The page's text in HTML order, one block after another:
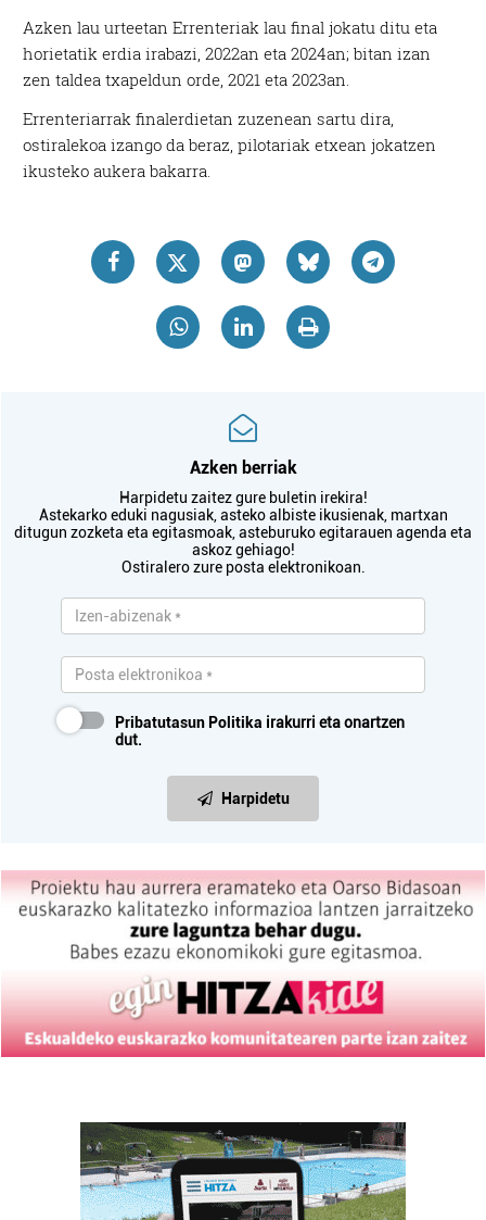
Azken lau urteetan Errenteriak lau final jokatu ditu eta
horietatik erdia irabazi, 2022an eta 2024an; bitan izan
zen taldea txapeldun orde, 2021 eta 2023an.
Errenteriarrak finalerdietan zuzenean sartu dira,
ostiralekoa izango da beraz, pilotariak etxean jokatzen
ikusteko aukera bakarra.
Azken berriak
Harpidetu zaitez gure buletin irekira!
Astekarko eduki nagusiak, asteko albiste ikusienak, martxan
ditugun zozketa eta egitasmoak, asteburuko egitarauen agenda eta
askoz gehiago!
Ostiralero zure posta elektronikoan.
Pribatutasun Politika irakurri eta onartzen
dut.
Harpidetu